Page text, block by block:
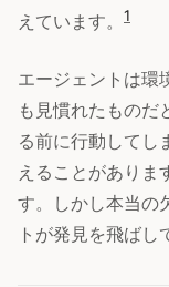
えています。
1
エージェントは環
も見慣れたものだ
る前に行動してし
えることがありま
す。しかし本当の
トが発見を飛ばし